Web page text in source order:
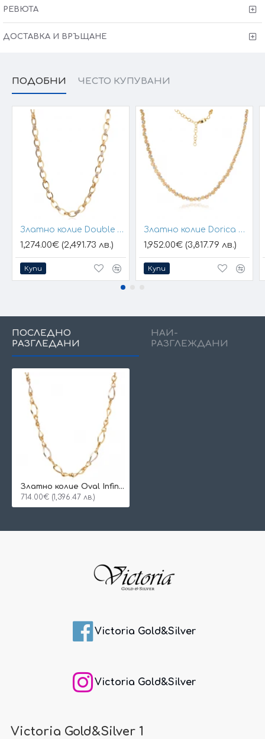
Произведено в България.
* Тъй като нашите продукти се изработват изцяло ръчно, крайната
цена и теглото могат да варират (+/- 10% в зависимост от размера
на изделието). При онлайн поръчка наш консултант ще се свърже с
Вас, за да уточните всички индивидуални детайли и изисквания за
изработката.
РЕВЮТА
ДОСТАВКА И ВРЪЩАНЕ
ПОДОБНИ ЧЕСТО КУПУВАНИ
Златно колие Double Line
1,274.00€ (2,491.73 лв.)
Купи
Златно колие Dorica Belora
1,952.00€ (3,817.79 лв.)
Купи
ПОСЛЕДНО
РАЗГЛЕДАНИ
НАЙ-
РАЗГЛЕЖДАНИ
Златно колие Oval Infinity
714.00€ (1,396.47 лв.)
Victoria Gold&Silver
Victoria Gold&Silver
Victoria Gold&Silver 1